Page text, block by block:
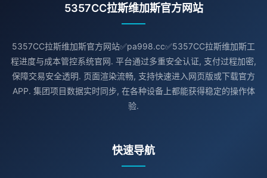
5357CC拉斯维加斯官方网站
5357CC拉斯维加斯官方网站✅pa998.cc✅5357CC拉斯维加斯工
程进度与成本管控系统官网. 平台通过多重安全认证, 支付过程加密,
保障交易安全透明. 页面渲染流畅, 支持快速进入网页版或下载官方
APP. 集团项目数据实时同步, 在各种设备上都能获得稳定的操作体
验.
快速导航